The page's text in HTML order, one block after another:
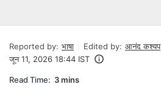
Reported by: भाषा Edited by: आनंद कश्यप
जून 11, 2026 18:44 IST
Read Time: 3 mins